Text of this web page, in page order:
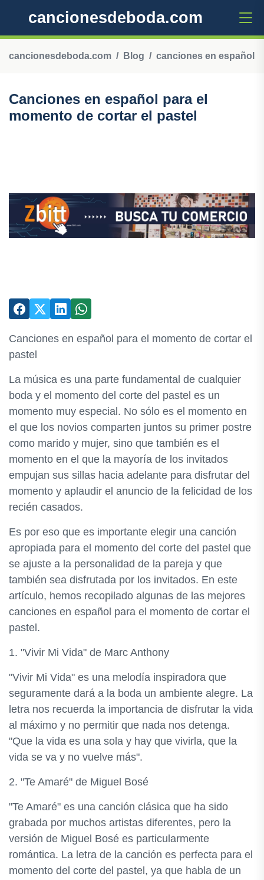
cancionesdeboda.com
cancionesdeboda.com Blog canciones en español
Canciones en español para el
momento de cortar el pastel
Canciones en español para el momento de cortar el
pastel
La música es una parte fundamental de cualquier
boda y el momento del corte del pastel es un
momento muy especial. No sólo es el momento en
el que los novios comparten juntos su primer postre
como marido y mujer, sino que también es el
momento en el que la mayoría de los invitados
empujan sus sillas hacia adelante para disfrutar del
momento y aplaudir el anuncio de la felicidad de los
recién casados.
Es por eso que es importante elegir una canción
apropiada para el momento del corte del pastel que
se ajuste a la personalidad de la pareja y que
también sea disfrutada por los invitados. En este
artículo, hemos recopilado algunas de las mejores
canciones en español para el momento de cortar el
pastel.
1. "Vivir Mi Vida" de Marc Anthony
"Vivir Mi Vida" es una melodía inspiradora que
seguramente dará a la boda un ambiente alegre. La
letra nos recuerda la importancia de disfrutar la vida
al máximo y no permitir que nada nos detenga.
"Que la vida es una sola y hay que vivirla, que la
vida se va y no vuelve más".
2. "Te Amaré" de Miguel Bosé
"Te Amaré" es una canción clásica que ha sido
grabada por muchos artistas diferentes, pero la
versión de Miguel Bosé es particularmente
romántica. La letra de la canción es perfecta para el
momento del corte del pastel, ya que habla de un